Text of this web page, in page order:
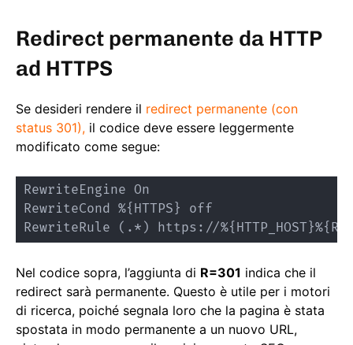
Redirect permanente da HTTP
ad HTTPS
Se desideri rendere il redirect permanente (con
status 301), il codice deve essere leggermente
modificato come segue:
RewriteEngine On
RewriteCond %{HTTPS} off
RewriteRule (.*) https://
Nel codice sopra, l’aggiunta di R=301 indica che il
redirect sarà permanente. Questo è utile per i motori
di ricerca, poiché segnala loro che la pagina è stata
spostata in modo permanente a un nuovo URL,